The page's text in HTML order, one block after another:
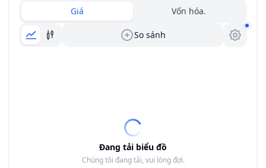
Giá Vốn hóa.
So sánh
Đang tải biểu đồ
Chúng tôi đang tải, vui lòng đợi.